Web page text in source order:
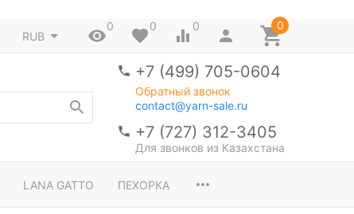
RUB
0 0 0 0
+7 (499) 705-0604
Обратный звонок
contact@yarn-sale.ru
+7 (727) 312-3405
Для звонков из Казахстана
LANA GATTO ПЕХОРКА